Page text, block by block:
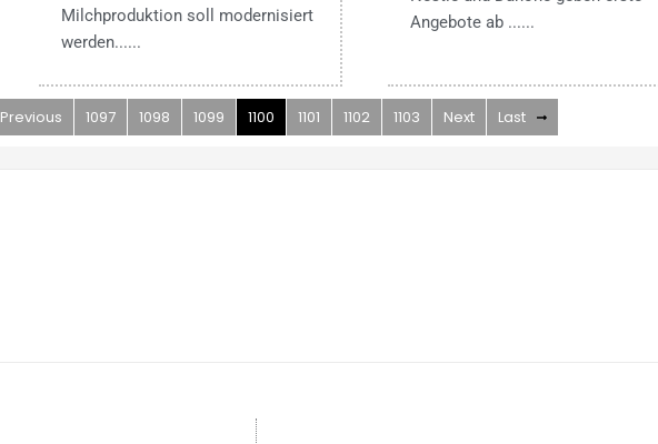
Milchproduktion soll modernisiert
werden......
Angebote ab ......
Previous 1097 1098 1099 1100 1101 1102 1103 Next Last